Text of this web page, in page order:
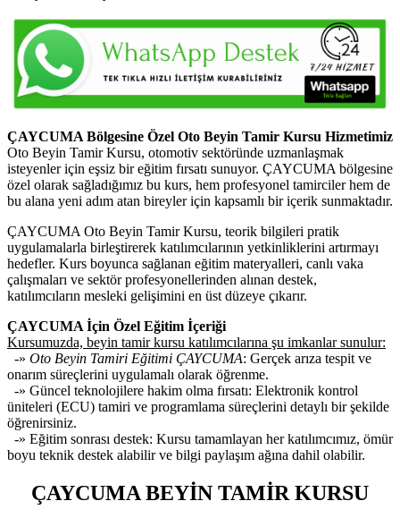
ÇAYCUMA Bölgesine Özel Oto Beyin Tamir Kursu Hizmetimiz
Oto Beyin Tamir Kursu, otomotiv sektöründe uzmanlaşmak
isteyenler için eşsiz bir eğitim fırsatı sunuyor. ÇAYCUMA bölgesine
özel olarak sağladığımız bu kurs, hem profesyonel tamirciler hem de
bu alana yeni adım atan bireyler için kapsamlı bir içerik sunmaktadır.
ÇAYCUMA Oto Beyin Tamir Kursu, teorik bilgileri pratik
uygulamalarla birleştirerek katılımcılarının yetkinliklerini artırmayı
hedefler. Kurs boyunca sağlanan eğitim materyalleri, canlı vaka
çalışmaları ve sektör profesyonellerinden alınan destek,
katılımcıların mesleki gelişimini en üst düzeye çıkarır.
ÇAYCUMA İçin Özel Eğitim İçeriği
Kursumuzda, beyin tamir kursu katılımcılarına şu imkanlar sunulur:
-» Oto Beyin Tamiri Eğitimi ÇAYCUMA: Gerçek arıza tespit ve
onarım süreçlerini uygulamalı olarak öğrenme.
-» Güncel teknolojilere hakim olma fırsatı: Elektronik kontrol
üniteleri (ECU) tamiri ve programlama süreçlerini detaylı bir şekilde
öğrenirsiniz.
-» Eğitim sonrası destek: Kursu tamamlayan her katılımcımız, ömür
boyu teknik destek alabilir ve bilgi paylaşım ağına dahil olabilir.
ÇAYCUMA BEYİN TAMİR KURSU